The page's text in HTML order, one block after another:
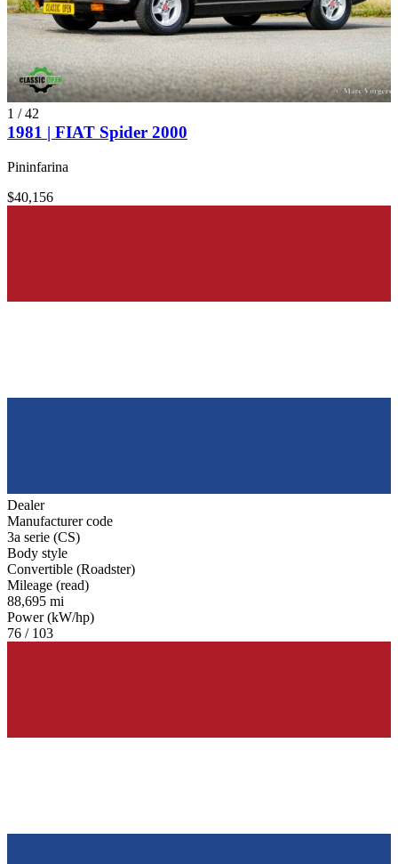
1 /42
1981 | FIAT Spider 2000
Pininfarina
$40,156
Dealer
Manufacturer code
3a serie (CS)
Body style
Convertible (Roadster)
Mileage (read)
88,695 mi
Power (kW/hp)
76 / 103